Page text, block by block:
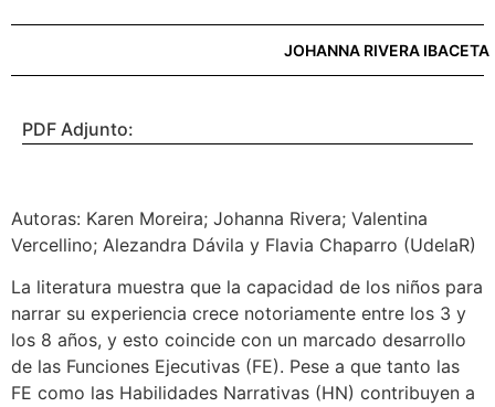
JOHANNA RIVERA IBACETA
PDF Adjunto:
Autoras: Karen Moreira; Johanna Rivera; Valentina
Vercellino; Alezandra Dávila y Flavia Chaparro (UdelaR)
La literatura muestra que la capacidad de los niños para
narrar su experiencia crece notoriamente entre los 3 y
los 8 años, y esto coincide con un marcado desarrollo
de las Funciones Ejecutivas (FE). Pese a que tanto las
FE como las Habilidades Narrativas (HN) contribuyen a